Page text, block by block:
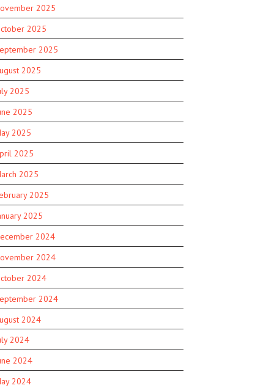
2025
2025
2025
2025
2025
2025
2025
2025
2025
2025
2025
2024
2024
2024
2024
2024
2024
2024
2024